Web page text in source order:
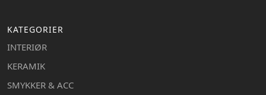
KATEGORIER
INTERIØR
KERAMIK
SMYKKER & ACC